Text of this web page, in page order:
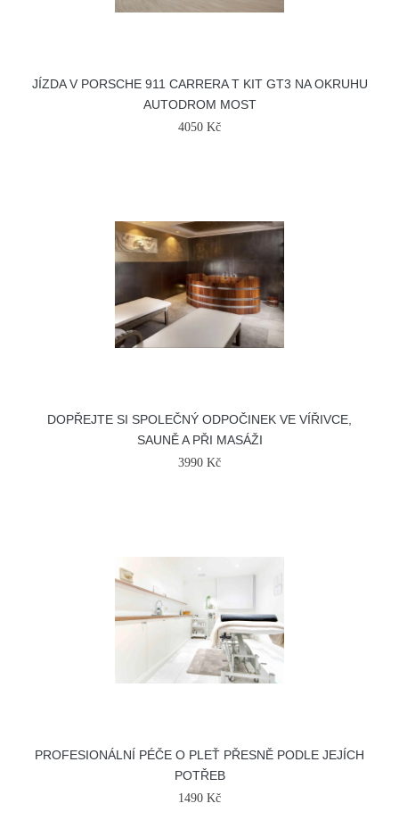
JÍZDA V PORSCHE 911 CARRERA T KIT GT3 NA OKRUHU
AUTODROM MOST
4050 Kč
DOPŘEJTE SI SPOLEČNÝ ODPOČINEK VE VÍŘIVCE,
SAUNĚ A PŘI MASÁŽI
3990 Kč
PROFESIONÁLNÍ PÉČE O PLEŤ PŘESNĚ PODLE JEJÍCH
POTŘEB
1490 Kč